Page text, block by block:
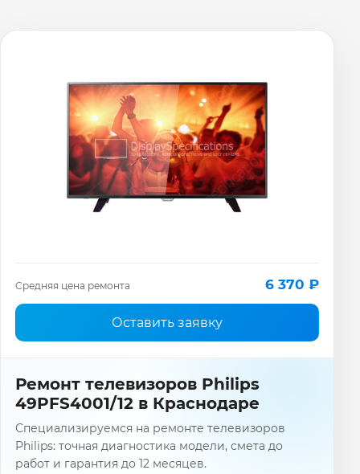
Средняя цена ремонта 6 370 ₽
Оставить заявку
Ремонт телевизоров Philips
49PFS4001/12 в Краснодаре
Специализируемся на ремонте телевизоров
Philips: точная диагностика модели, смета до
работ и гарантия до 12 месяцев.